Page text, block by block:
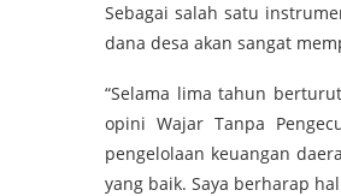
Sebagai salah satu
dana desa akan sangat
“Selama lima tahun
opini Wajar Tanpa
pengelolaan keuangan
yang baik. Saya berharap